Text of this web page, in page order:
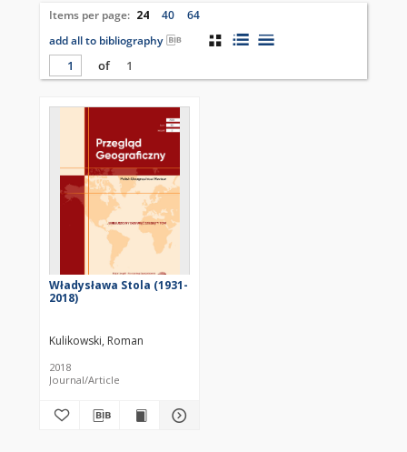
Items per page: 24 40
64
add all to bibliography
of
1
Władysława Stola (1931-
2018)
Kulikowski, Roman
2018
Journal/Article